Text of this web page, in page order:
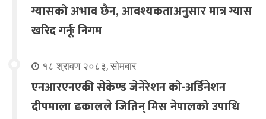
ग्यासको अभाव छैन, आवश्यकताअनुसार मात्र ग्यास
खरिद गर्नूः निगम
१८ श्रावण २०८३, सोमबार
एनआरएनएकी सेकेण्ड जेनेरेशन को-अर्डिनेशन
दीपमाला ढकालले जितिन् मिस नेपालको उपाधि